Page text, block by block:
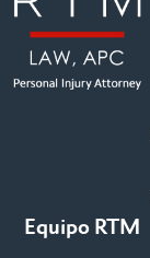
Equipo RTM